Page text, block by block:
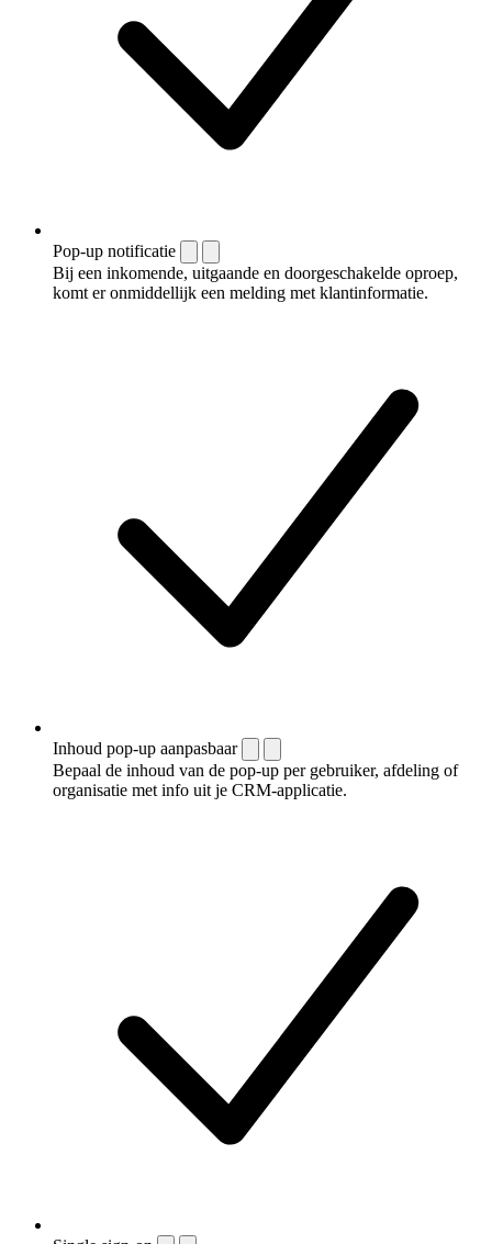
Pop-up notificatie
Bij een inkomende, uitgaande en doorgeschakelde oproep,
komt er onmiddellijk een melding met klantinformatie.
Inhoud pop-up aanpasbaar
Bepaal de inhoud van de pop-up per gebruiker, afdeling of
organisatie met info uit je CRM-applicatie.